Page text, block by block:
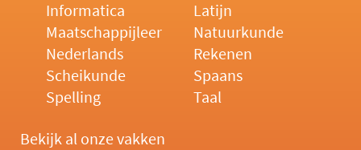
Informatica
Latijn
Maatschappijleer
Natuurkunde
Nederlands
Rekenen
Scheikunde
Spaans
Spelling
Taal
Bekijk al onze vakken